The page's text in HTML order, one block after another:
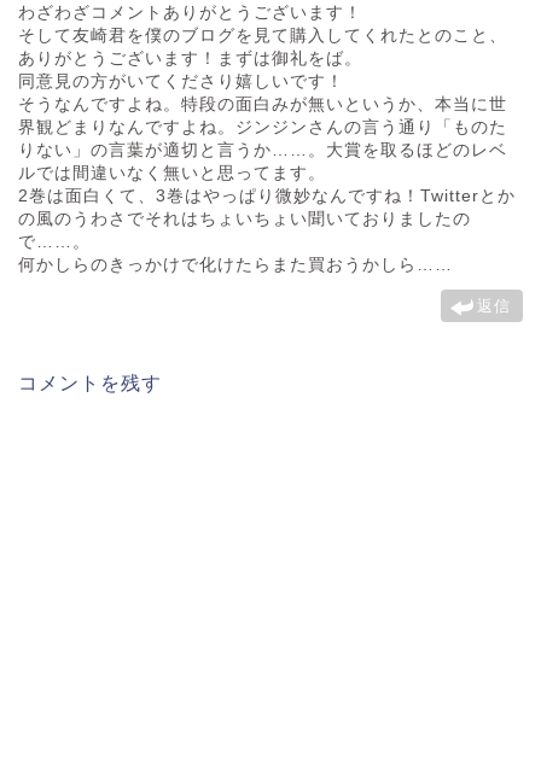
わざわざコメントありがとうございます！
そして友崎君を僕のブログを見て購入してくれたとのこと、
ありがとうございます！まずは御礼をば。
同意見の方がいてくださり嬉しいです！
そうなんですよね。特段の面白みが無いというか、本当に世
界観どまりなんですよね。ジンジンさんの言う通り「ものた
りない」の言葉が適切と言うか……。大賞を取るほどのレベ
ルでは間違いなく無いと思ってます。
2巻は面白くて、3巻はやっぱり微妙なんですね！Twitterとか
の風のうわさでそれはちょいちょい聞いておりましたの
で……。
何かしらのきっかけで化けたらまた買おうかしら……
返信
コメントを残す